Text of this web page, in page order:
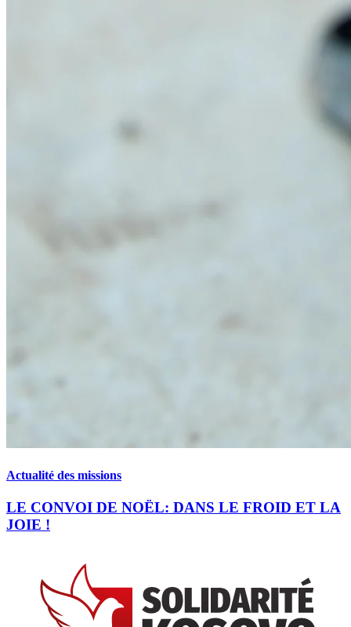
Actualité des missions
LE CONVOI DE NOËL: DANS LE FROID ET LA
JOIE !